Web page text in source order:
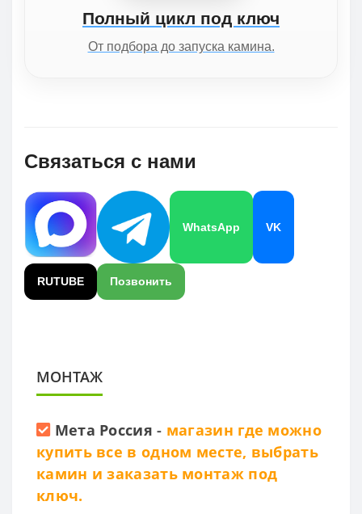
Полный цикл под ключ
От подбора до запуска камина.
Связаться с нами
WhatsApp VK
RUTUBE Позвонить
МОНТАЖ
Мета Россия - магазин где можно
купить все в одном месте, выбрать
камин и заказать монтаж под
ключ.